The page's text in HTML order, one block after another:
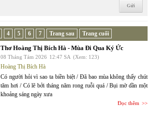
4 5 6 7 Trang sau Trang cuối
Thơ Hoàng Thị Bích Hà - Mùa Đi Qua Ký Ức
08 Tháng Tám 2026 12:47 SA (Xem: 123)
Hoàng Thị Bích Hà
Có người hỏi vì sao ta biền biệt / Đã bao mùa không thấy chút
tăm hơi / Có lẽ bởi tháng năm rong ruỗi quá / Bụi mờ dần một
khoảng sáng ngày xưa
Đọc thêm